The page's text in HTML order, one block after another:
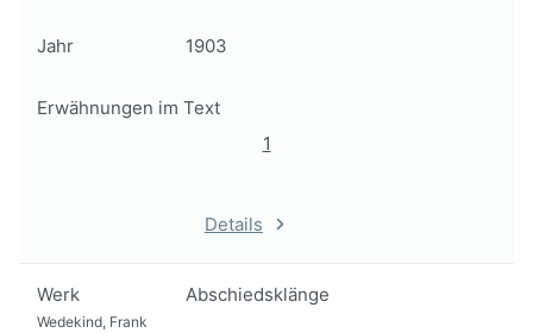
Jahr 1903
Erwähnungen im Text
1
Details
Werk Abschiedsklänge
Wedekind, Frank